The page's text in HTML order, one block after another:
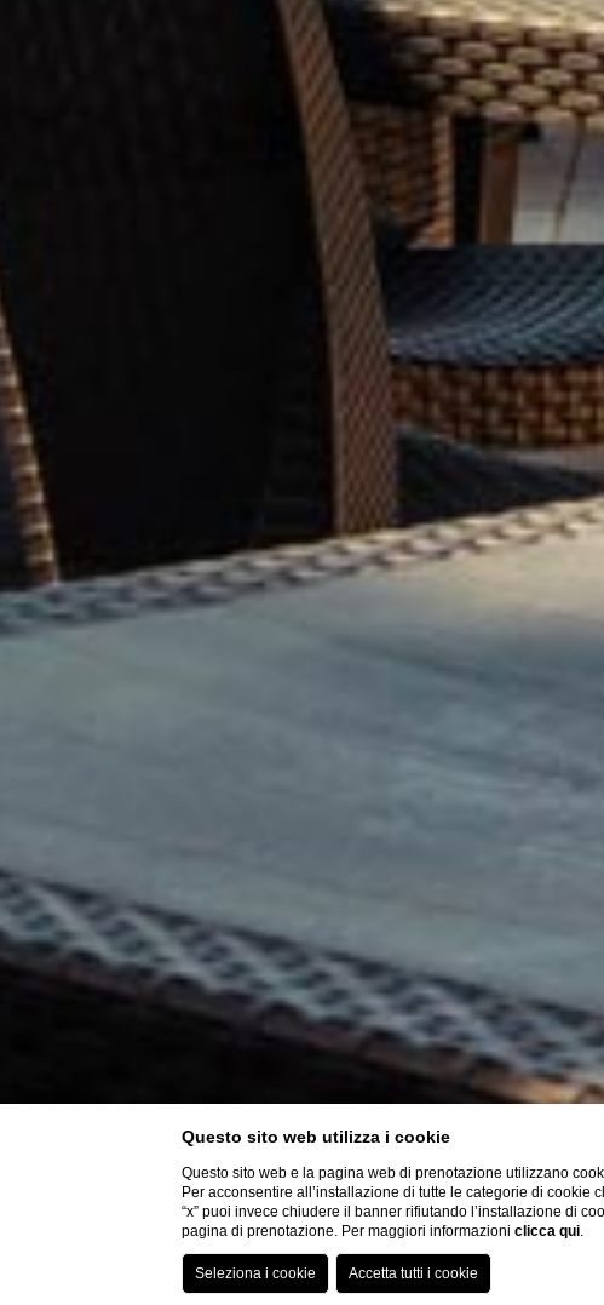
Questo sito web utilizza i cookie
Questo sito web e la pagina web di prenotazione utilizzano
Per acconsentire all’installazione di tutte le categorie di cookie
“x” puoi invece chiudere il banner rifiutando l’installazione di
pagina di prenotazione. Per maggiori informazioniclicca qui.